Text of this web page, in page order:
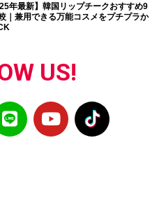
年最新】韓国リップチークおすすめ9
｜兼用できる万能コスメをプチプラか
US!